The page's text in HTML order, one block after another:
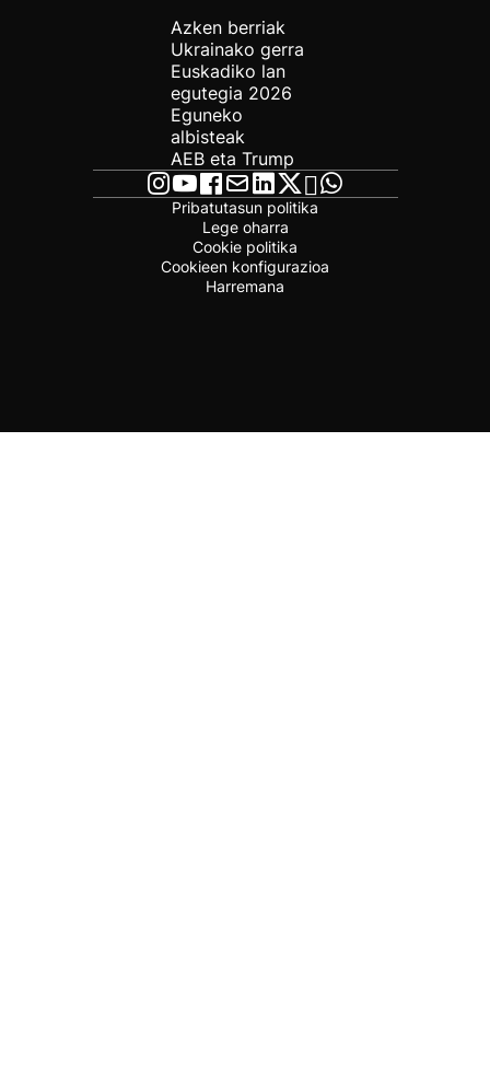
Azken berriak
Ukrainako gerra
Euskadiko lan
egutegia 2026
Eguneko
albisteak
AEB eta Trump
Pribatutasun politika
Lege oharra
Cookie politika
Cookieen konfigurazioa
Harremana